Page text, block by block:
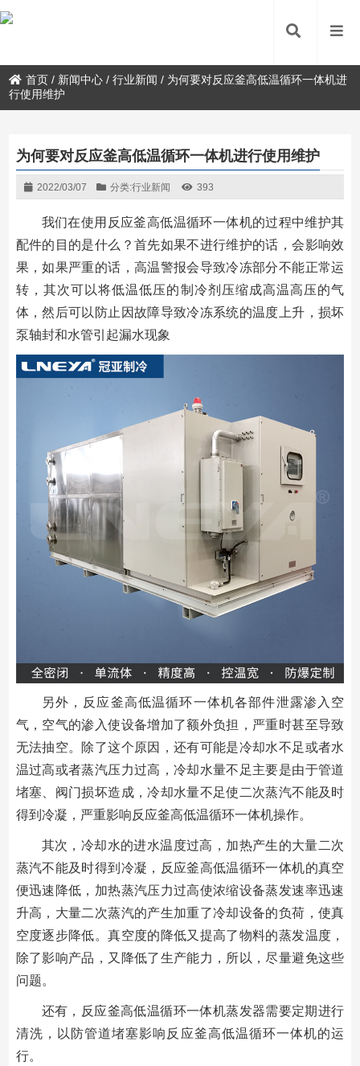
首页 / 新闻中心 /行业新闻 / 为何要对反应釜高低温循环一体机进
行使用维护
为何要对反应釜高低温循环一体机进行使用维护
2022/03/07 分类:行业新闻 393
我们在使用反应釜高低温循环一体机的过程中维护其
配件的目的是什么？首先如果不进行维护的话，会影响效
果，如果严重的话，高温警报会导致冷冻部分不能正常运
转，其次可以将低温低压的制冷剂压缩成高温高压的气
体，然后可以防止因故障导致冷冻系统的温度上升，损坏
泵轴封和水管引起漏水现象
另外，反应釜高低温循环一体机各部件泄露渗入空
气，空气的渗入使设备增加了额外负担，严重时甚至导致
无法抽空。除了这个原因，还有可能是冷却水不足或者水
温过高或者蒸汽压力过高，冷却水量不足主要是由于管道
堵塞、阀门损坏造成，冷却水量不足使二次蒸汽不能及时
得到冷凝，严重影响反应釜高低温循环一体机操作。
其次，冷却水的进水温度过高，加热产生的大量二次
蒸汽不能及时得到冷凝，反应釜高低温循环一体机的真空
便迅速降低，加热蒸汽压力过高使浓缩设备蒸发速率迅速
升高，大量二次蒸汽的产生加重了冷却设备的负荷，使真
空度逐步降低。真空度的降低又提高了物料的蒸发温度，
除了影响产品，又降低了生产能力，所以，尽量避免这些
问题。
还有，反应釜高低温循环一体机蒸发器需要定期进行
清洗，以防管道堵塞影响反应釜高低温循环一体机的运
行。